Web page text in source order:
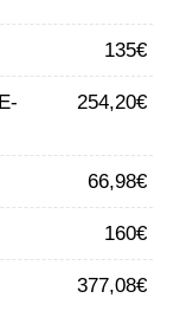
135€
254,20€
66,98€
160€
377,08€